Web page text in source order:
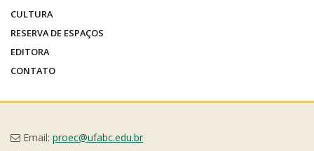
CULTURA
RESERVA DE ESPAÇOS
EDITORA
CONTATO
Email: proec@ufabc.edu.br